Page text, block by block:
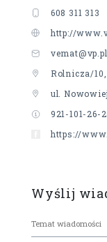
608 311 313
http://
vemat@vp.pl
Rolnicza/
ul.
921-101-26-
https://
Wyślij